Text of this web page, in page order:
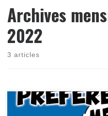
Archives
2022
3 articles